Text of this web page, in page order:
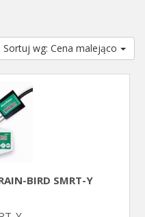
Sortuj wg: Cena malejąco
BIRD SMRT-Y